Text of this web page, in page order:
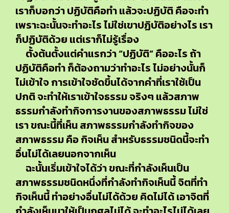
เราก็บอกว่า ปฏิบัติคือทำ แล้วจะปฏิบัติ คือจะทำ
เพราะฉะนั้นจะทำอะไร ไม่ใช่เขาปฏิบัติอย่างไร เรา
ก็ปฏิบัติด้วย แต่เราก็ไม่รู้เรื่อง
ตั้งต้นตั้งแต่คำแรกว่า “ปฏิบัติ” คืออะไร ถ้า
ปฏิบัติคือทำ ก็ต้องถามว่าทำอะไร ไม่อย่างนั้นก็
ไม่เข้าใจ การเข้าใจชัดขึ้นได้จากคำที่เราใช้เป็น
ปกติ จะทำให้เราเข้าใจธรรม จริงๆ แล้วสภาพ
ธรรมกำลังทำกิจการงานของสภาพธรรม ไม่ใช่
เรา ขณะนี้ที่เห็น สภาพธรรมกำลังทำกิจของ
สภาพธรรม คือ กิจเห็น สำหรับธรรมชนิดนี้จะทำ
อื่นไม่ได้เลยนอกจากเห็น
ฉะนั้นเริ่มเข้าใจได้ว่า ขณะที่กำลังเห็นเป็น
สภาพธรรมชนิดหนึ่งที่กำลังทำกิจเห็นนี้ จิตที่ทำ
กิจเห็นนี้ ทำอย่างอื่นไม่ได้ด้วย คิดไม่ได้ เอาจิตที่